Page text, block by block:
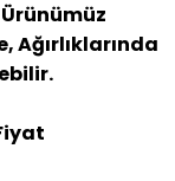
Ağırlıklarında